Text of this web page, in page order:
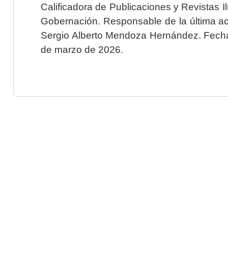
Calificadora de Publicaciones y Revistas
Gobernación. Responsable de la última
Sergio Alberto Mendoza Hernández.
de marzo de 2026.